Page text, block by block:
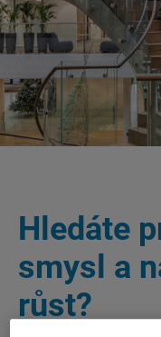
Hledáte
smysl a
růst?